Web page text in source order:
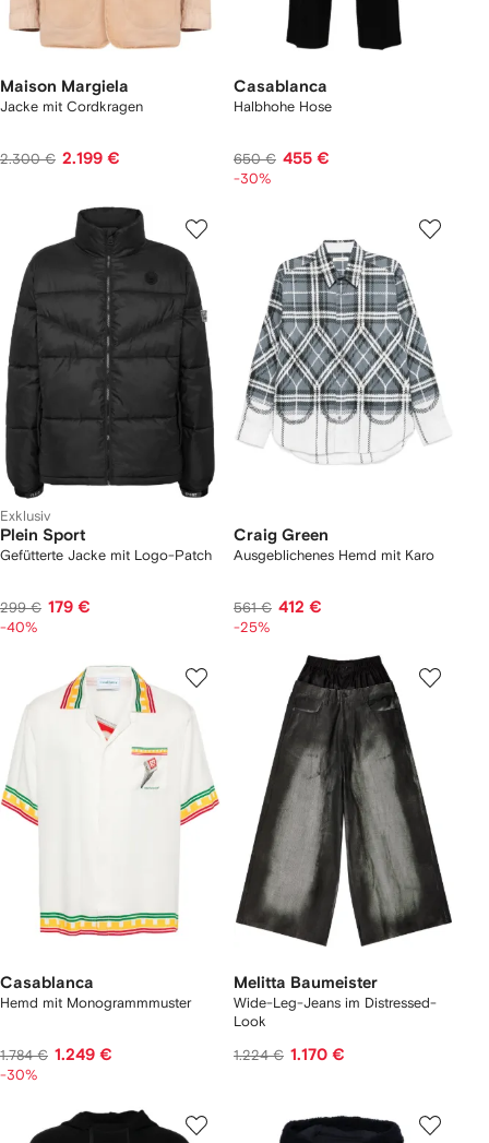
Maison Margiela
Jacke mit Cordkragen
2.300 € 2.199 €
Casablanca
Halbhohe Hose
650 € 455 €
-30%
Exklusiv
Plein Sport
Gefütterte Jacke mit Logo-Patch
299 € 179 €
-40%
Craig Green
Ausgeblichenes Hemd mit Karo
561 € 412 €
-25%
Casablanca
Hemd mit Monogrammmuster
1.784 € 1.249 €
-30%
Melitta Baumeister
Wide-Leg-Jeans im Distressed-
Look
1.224 € 1.170 €